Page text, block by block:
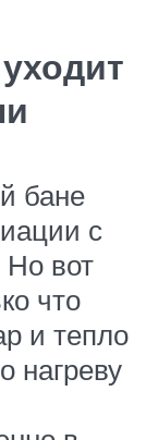
бане
с
вот
что
и тепло
нагреву